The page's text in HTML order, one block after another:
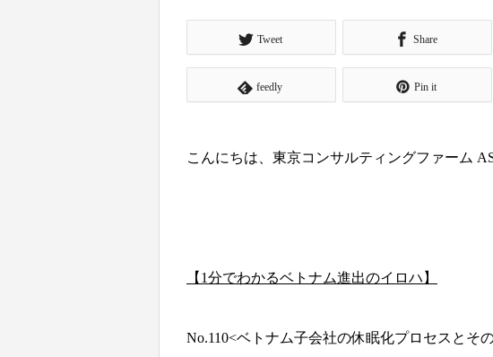
Tweet Share
feedly Pin it
こんにちは、東京コンサルティングファーム
【1分でわかるベトナム進出のイロハ】
No.110<ベトナム子会社の休眠化プロセスとそ